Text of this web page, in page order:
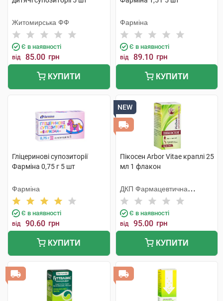
Житомирська ФФ
Є в наявності
від 85.00 грн
КУПИТИ
Фарміна
Є в наявності
від 89.10 грн
КУПИТИ
Гліцеринові супозиторії
Фарміна 0,75 г 5 шт
Фарміна
Є в наявності
від 90.60 грн
КУПИТИ
NEW
Пікосен Arbor Vitae краплі 25
мл 1 флакон
ДКП Фармацевтична
фабрика
Є в наявності
від 95.00 грн
КУПИТИ